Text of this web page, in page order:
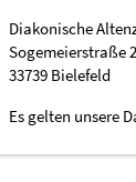
Diakonische
Sogemeierstraße
33739 Bielefeld
Es gelten unsere